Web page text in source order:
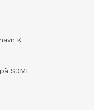
K
SOME